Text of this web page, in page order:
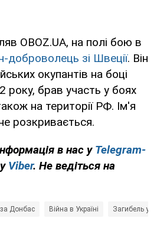
OBOZ.UA, на полі бою в
доброволець зі Швеції. Він
окупантів на боці
року, брав участь у боях
на території РФ. Ім'я
розкривається.
в нас у Telegram-
Viber. Не ведіться на
Донбас Війна в Україні Загибель